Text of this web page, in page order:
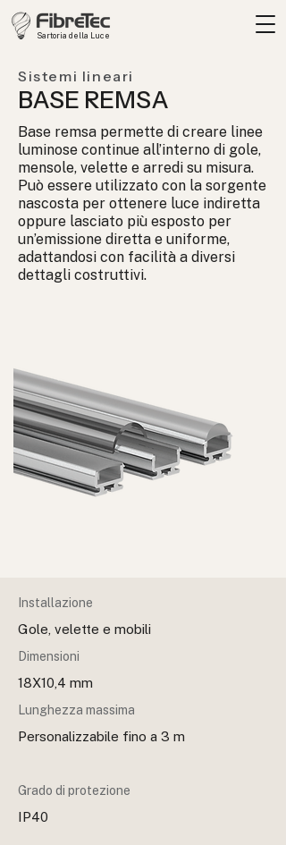
Sartoria della Luce
Sistemi lineari
BASE REMSA
Base remsa permette di creare linee
luminose continue all’interno di gole,
mensole, velette e arredi su misura.
Può essere utilizzato con la sorgente
nascosta per ottenere luce indiretta
oppure lasciato più esposto per
un’emissione diretta e uniforme,
adattandosi con facilità a diversi
dettagli costruttivi.
Installazione
Gole, velette e mobili
Dimensioni
18X10,4 mm
Lunghezza massima
Personalizzabile fino a 3 m
Grado di protezione
IP40